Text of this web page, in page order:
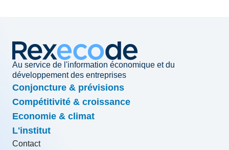
Au service de l'information économique et du
développement des entreprises
Conjoncture & prévisions
Compétitivité & croissance
Economie & climat
L'institut
Contact